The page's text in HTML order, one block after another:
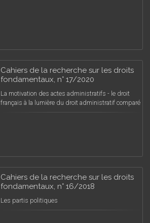
Cahiers de la recherche sur les droits
fondamentaux, n° 17/2020
La motivation des actes administratifs - le droit
français à la lumière du droit administratif comparé
Cahiers de la recherche sur les droits
fondamentaux, n° 16/2018
Les partis politiques